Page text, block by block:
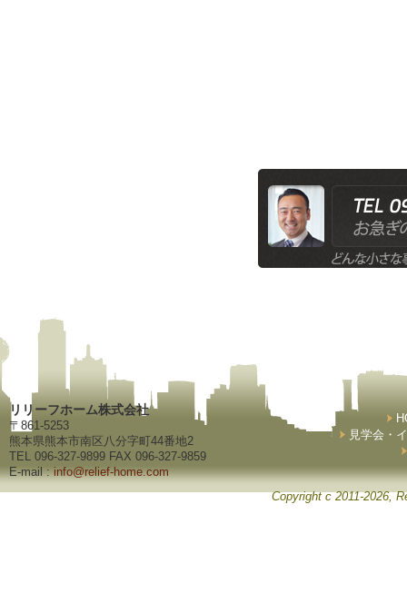
リリーフホーム株式会社
〒861-5253
熊本県熊本市南区八分字町44番地2
TEL 096-327-9899 FAX 096-327-9859
E-mail :info@relief-home.com
見学会・
Copyright c 2011-2026,